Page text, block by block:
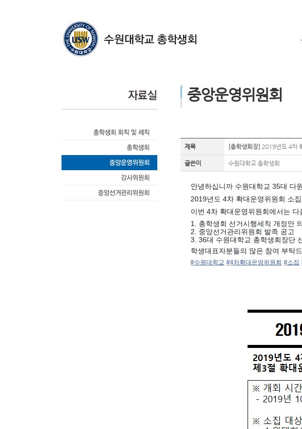
중앙운영위원회
제목 [총학생회장] 2019년도 4차
글쓴이 수원대학교 총학생회
안녕하십니까 수원대학교 35대 다
2019년도 4차 확대운영위원회 소
이번 4차 확대운영위원회에서는
1. 총학생회 선거시행세칙 개정안
2. 중앙선거관리위원회 발족 공고
3. 36대 수원대학교 총학생회장단
학생대표자분들의 많은 참여 부탁
#수원대학교 #4차확대운영위원회 #소집